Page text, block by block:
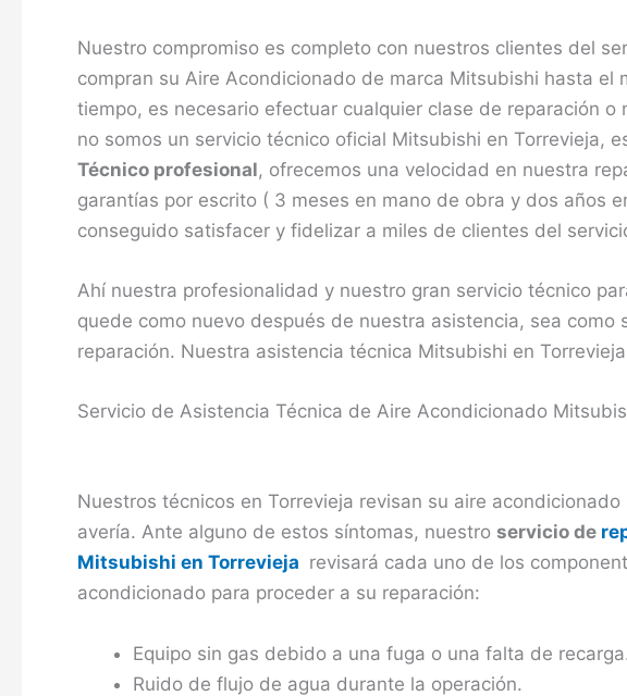
Nuestro compromiso es completo con nuestros clientes del
compran su Aire Acondicionado de marca Mitsubishi hasta el
tiempo, es necesario efectuar cualquier clase de reparación o
no somos un servicio técnico oficial Mitsubishi en Torrevieja,
Técnico profesional, ofrecemos una velocidad en nuestra
garantías por escrito ( 3 meses en mano de obra y dos años
conseguido satisfacer y fidelizar a miles de clientes del
Ahí nuestra profesionalidad y nuestro gran servicio técnico
quede como nuevo después de nuestra asistencia, sea como
reparación. Nuestra asistencia técnica Mitsubishi en
Servicio de Asistencia Técnica de Aire Acondicionado
Nuestros técnicos en Torrevieja revisan su aire
avería. Ante alguno de estos síntomas, nuestro servicio de
Mitsubishi en Torrevieja revisará cada uno de los
acondicionado para proceder a su reparación:
Equipo sin gas debido a una fuga o una falta de
Ruido de flujo de agua durante la operación.